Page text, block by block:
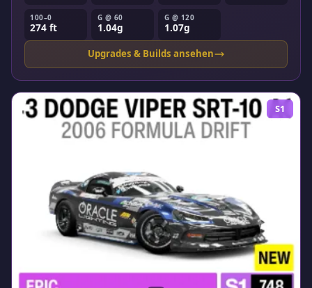
100–0
274 ft
G @ 60
1.04g
G @ 120
1.07g
Upgrades & Builds ansehen
S1